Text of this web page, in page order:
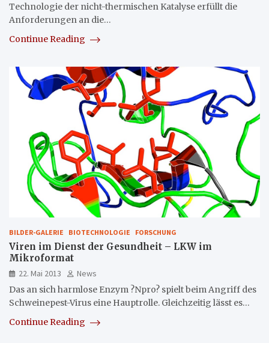
Technologie der nicht-thermischen Katalyse erfüllt die
Anforderungen an die…
Continue Reading
BILDER-GALERIE BIOTECHNOLOGIE FORSCHUNG
Viren im Dienst der Gesundheit – LKW im
Mikroformat
22. Mai 2013
News
Das an sich harmlose Enzym ?Npro? spielt beim Angriff des
Schweinepest-Virus eine Hauptrolle. Gleichzeitig lässt es…
Continue Reading